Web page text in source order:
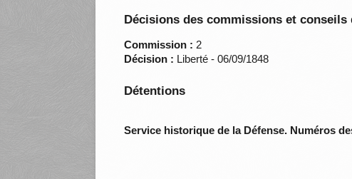
Décisions des commissions et conseils
Commission : 2
Décision : Liberté - 06/09/1848
Détentions
Service historique de la Défense. Numéros